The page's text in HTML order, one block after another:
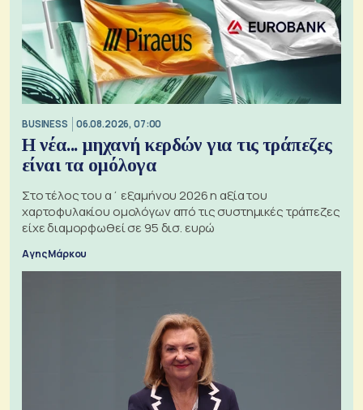
BUSINESS 06.08.2026, 07:00
Η νέα... μηχανή κερδών για τις τράπεζες
είναι τα ομόλογα
Στο τέλος του α΄ εξαμήνου 2026 η αξία του
χαρτοφυλακίου ομολόγων από τις συστημικές τράπεζες
είχε διαμορφωθεί σε 95 δισ. ευρώ
Αγης Μάρκου